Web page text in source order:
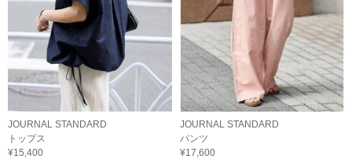
JOURNAL STANDARD
トップス
¥15,400
JOURNAL STANDARD
パンツ
¥17,600